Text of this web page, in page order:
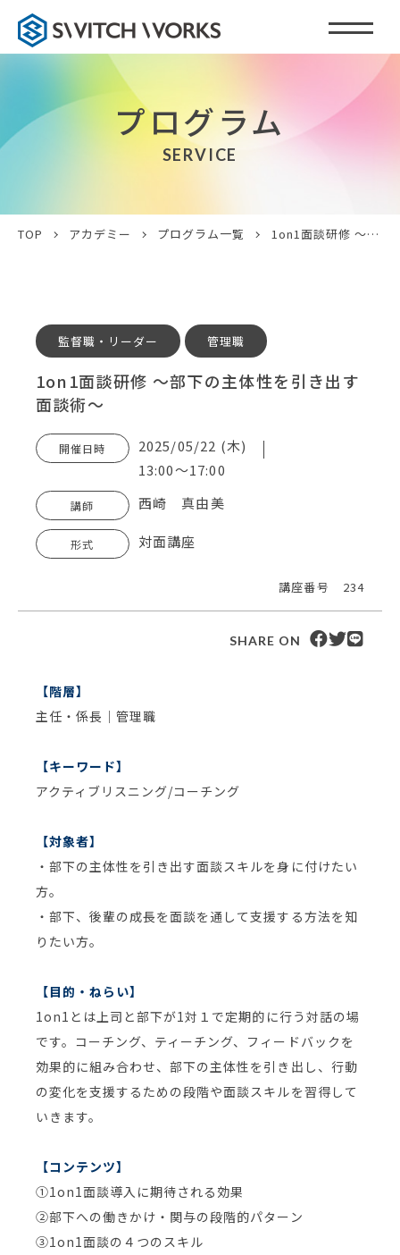
プログラム
SERVICE
TOP アカデミー プログラム一覧 1on1面談研修 〜部下の主体性を引き出す面談術〜
監督職・リーダー 管理職
1on1面談研修 〜部下の主体性を引き出す
面談術〜
開催日時
2025/05/22 (木)
13:00～17:00
講師 西崎 真由美
形式 対面講座
講座番号 234
SHARE ON
【階層】
主任・係長｜管理職
【キーワード】
アクティブリスニング/コーチング
【対象者】
・部下の主体性を引き出す面談スキルを身に付けたい
方。
・部下、後輩の成長を面談を通して支援する方法を知
りたい方。
【目的・ねらい】
1on1とは上司と部下が1対１で定期的に行う対話の場
です。コーチング、ティーチング、フィードバックを
効果的に組み合わせ、部下の主体性を引き出し、行動
の変化を支援するための段階や面談スキルを習得して
いきます。
【コンテンツ】
①1on1面談導入に期待される効果
②部下への働きかけ・関与の段階的パターン
③1on1面談の４つのスキル​